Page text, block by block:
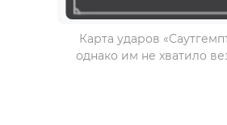
Карта ударов
однако им не хватило